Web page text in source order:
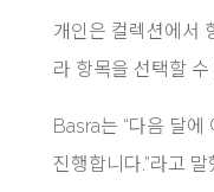
개인은 컬렉션에서
라 항목을 선택할 수
Basra는 “다음 달에
진행합니다.”라고 말